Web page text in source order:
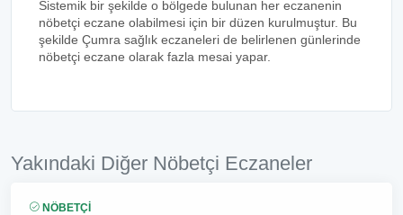
Sistemik bir şekilde o bölgede bulunan her eczanenin
nöbetçi eczane olabilmesi için bir düzen kurulmuştur. Bu
şekilde Çumra sağlık eczaneleri de belirlenen günlerinde
nöbetçi eczane olarak fazla mesai yapar.
Yakındaki Diğer Nöbetçi Eczaneler
NÖBETÇI